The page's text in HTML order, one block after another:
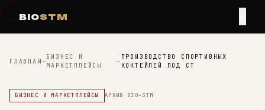
BIOSTM
ГЛАВНАЯ—
БИЗНЕС И
МАРКЕТПЛЕЙСЫ
—
ПРОИЗВОДСТВО СПОРТИВНЫХ
КОКТЕЙЛЕЙ ПОД СТ
БИЗНЕС И МАРКЕТПЛЕЙСЫ АРХИВ BIO-STM